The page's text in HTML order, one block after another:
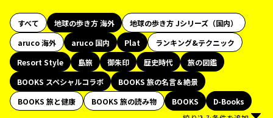
すべて 地球の歩き方 海外
地球の歩き方 Jシリーズ（国内）
aruco 海外
aruco 国内 Plat
ランキング&テクニック
Resort Style
島旅 御朱印 歴史時代
旅の図鑑
BOOKS スペシャルコラボ
BOOKS 旅の名言＆絶景
BOOKS 旅と健康
BOOKS 旅の読み物 BOOKS
D-Books